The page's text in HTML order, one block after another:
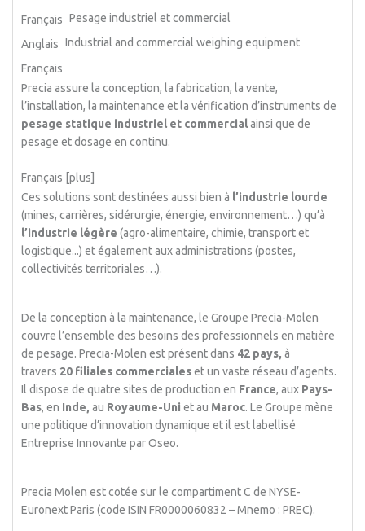
Français Pesage industriel et commercial
Anglais Industrial and commercial weighing equipment
Français
Precia assure la conception, la fabrication, la vente,
l’installation, la maintenance et la vérification d’instruments de
pesage statique industriel et commercialainsi que de
pesage et dosage en continu.
Français [plus]
Ces solutions sont destinées aussi bien à l’industrie lourde
(mines, carrières, sidérurgie, énergie, environnement…) qu’à
l’industrie légère (agro-alimentaire, chimie, transport et
logistique...) et également aux administrations (postes,
collectivités territoriales…).
De la conception à la maintenance, le Groupe Precia-Molen
couvre l’ensemble des besoins des professionnels en matière
de pesage. Precia-Molen est présent dans 42 pays, à
travers 20 filiales commercialeset un vaste réseau d’agents.
Il dispose de quatre sites de production en France, aux Pays-
Bas, en Inde, au Royaume-Uni et au Maroc. Le Groupe mène
une politique d’innovation dynamique et il est labellisé
Entreprise Innovante par Oseo.
Precia Molen est cotée sur le compartiment C de NYSE-
Euronext Paris (code ISIN FR0000060832 – Mnemo : PREC).